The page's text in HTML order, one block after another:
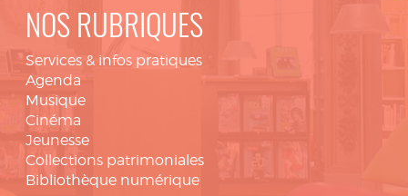
NOS RUBRIQUES
Services & infos pratiques
Agenda
Musique
Cinéma
Jeunesse
Collections patrimoniales
Bibliothèque numérique